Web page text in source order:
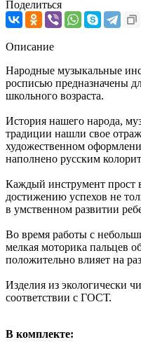
Поделиться
Описание
Народные музыкальные
росписью предназначены
школьного возраста.
История нашего народа,
традиции нашли свое
художественном
наполнено русским
Каждый инструмент прост
достижению успехов не
в умственном развитии
Во время работы с
мелкая моторика пальцев
положительно влияет на
Изделия из экологически
соответствии с ГОСТ.
В комплекте: